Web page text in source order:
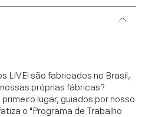
LIVE! são fabricados no Brasil,
próprias fábricas?
lugar, guiados por nosso
o "Programa de Trabalho